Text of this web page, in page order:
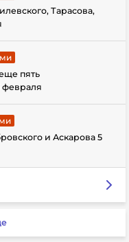
Тарасова,
пять
февраля
и Аскарова 5